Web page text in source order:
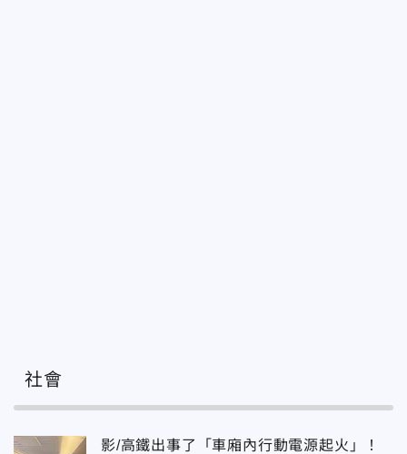
社會
影/高鐵出事了「車廂內行動電源起火」！